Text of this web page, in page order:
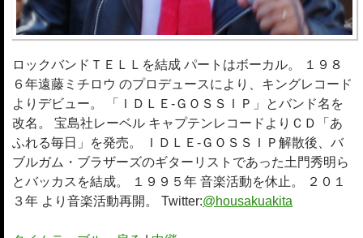
ロックバンドＴＥＬＬを結成 パートはボーカル。 １９８
６年遠藤ミチロウ のプロデュースにより、キングレコード
よりデビュー。 「ＩＤＬＥ-ＧＯＳＳＩＰ」とバンド名を
改名。 宝島社レーベル キャプテンレコードよりＣＤ「あ
ふれる毎日」を発売。 ＩＤＬＥ-ＧＯＳＳＩＰ解散後、バ
ブルガム・ブラザーズのギターリストであった土門秀明ら
とバッカスを結成。 １９９５年 音楽活動を休止。 ２０１
３年 より音楽活動再開。 Twitter:@housakuakita